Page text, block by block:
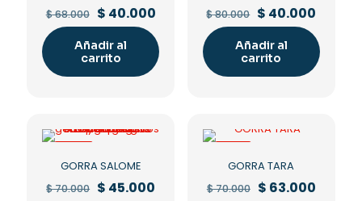
$68.000 Original
price
was:
$ 68.000.
$ 40.000Current
is:
$ 40.000.
Añadir al
carrito
$80.000 Original
price
was:
$ 80.000.
$ 40.000
is:
$
Añadir al
carrito
GORRA SALOME
$70.000 Original
$ 45.000
GORRA TARA
$70.000 Original
$ 63.000